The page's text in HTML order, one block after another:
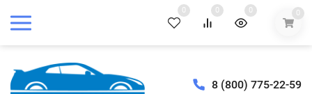
0 0 0 0
8 (800) 775-22-59